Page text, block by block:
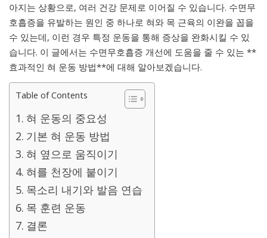
아지는 상황으로, 여러 건강 문제로 이어질 수 있습니다. 수면무
호흡증을 유발하는 원인 중 하나로 혀와 목 근육의 이완을 꼽을
수 있는데, 이런 경우 특정 운동을 통해 증상을 완화시킬 수 있
습니다. 이 글에서는 수면무호흡증 개선에 도움을 줄 수 있는 **
효과적인 혀 운동 방법**에 대해 알아보겠습니다.
Table of Contents
혀 운동의 중요성
기본 혀 운동 방법
혀 옆으로 움직이기
혀를 천장에 붙이기
목소리 내기와 발음 연습
목 훈련 운동
결론